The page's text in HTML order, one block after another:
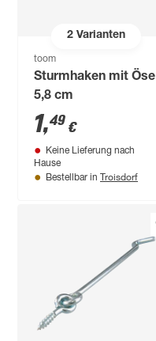
2Varianten
toom
Sturmhaken mit Öse
5,8 cm
1,49 €
Keine Lieferung nach
Hause
Bestellbar in Troisdorf